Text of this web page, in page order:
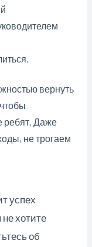
вернуть
ребят. Даже
не трогаем
успех
хотите
об